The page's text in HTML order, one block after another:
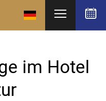
im Hotel